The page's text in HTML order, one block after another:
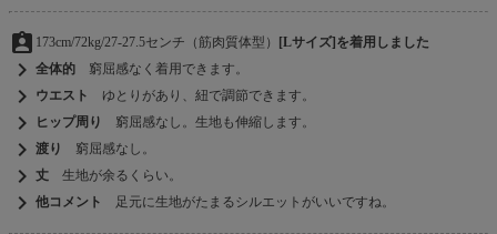
assignment_ind 173cm/72kg/27-27.5センチ（筋肉質体型） [Lサイズ]を着用しました
chevron_right 全体的 窮屈感なく着用できます。
chevron_right ウエスト ゆとりがあり、紐で調節できます。
chevron_right ヒップ周り 窮屈感なし。生地も伸縮します。
chevron_right 渡り 窮屈感なし。
chevron_right 丈 生地が余るくらい。
chevron_right 他コメント 足元に生地がたまるシルエットがいいですね。